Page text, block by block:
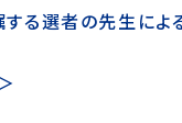
る選者の先生によ